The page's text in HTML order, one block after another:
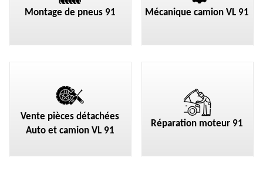
Montage de pneus 91 Mécanique camion VL 91
Vente pièces détachées
Auto et camion VL 91
Réparation moteur 91